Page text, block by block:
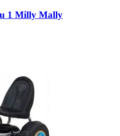
1 Milly Mally